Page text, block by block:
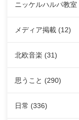
ニッケルハルパ教室
メディア掲載 (12)
北欧音楽 (31)
思うこと (290)
日常 (336)